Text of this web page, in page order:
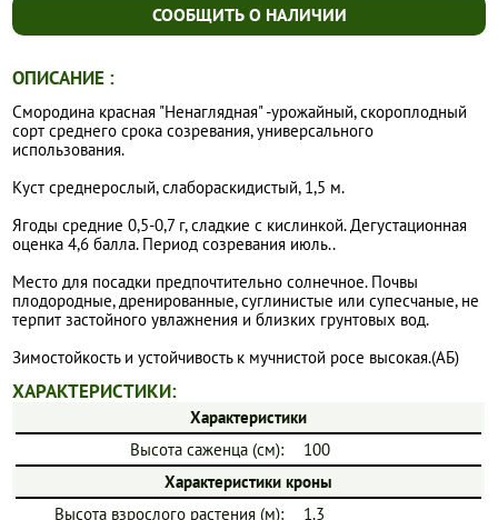
СООБЩИТЬ О НАЛИЧИИ
ОПИСАНИЕ :
Смородина красная "Ненаглядная" -урожайный, скороплодный
сорт среднего срока созревания, универсального
использования.
Куст среднерослый, слабораскидистый, 1,5 м.
Ягоды средние 0,5-0,7 г, сладкие с кислинкой. Дегустационная
оценка 4,6 балла. Период созревания июль..
Место для посадки предпочтительно солнечное. Почвы
плодородные, дренированные, суглинистые или супесчаные, не
терпит застойного увлажнения и близких грунтовых вод.
Зимостойкость и устойчивость к мучнистой росе высокая.(АБ)
ХАРАКТЕРИСТИКИ:
Характеристики
Высота саженца (см):
100
Характеристики кроны
Высота взрослого растения (м):
1.3